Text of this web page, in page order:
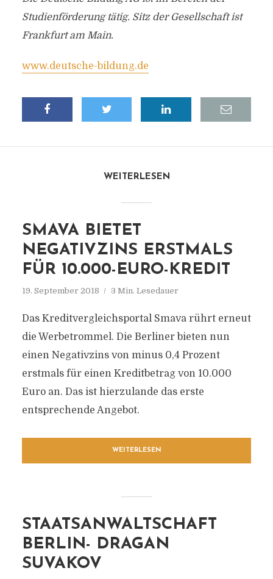
Studienförderung tätig. Sitz der Gesellschaft ist
Frankfurt am Main.
www.deutsche-bildung.de
WEITERLESEN
SMAVA BIETET
NEGATIVZINS ERSTMALS
FÜR 10.000-EURO-KREDIT
19. September 2018 3 Min. Lesedauer
Das Kreditvergleichsportal Smava rührt erneut
die Werbetrommel. Die Berliner bieten nun
einen Negativzins von minus 0,4 Prozent
erstmals für einen Kreditbetrag von 10.000
Euro an. Das ist hierzulande das erste
entsprechende Angebot.
WEITERLESEN
STAATSANWALTSCHAFT
BERLIN- DRAGAN
SUVAKOV